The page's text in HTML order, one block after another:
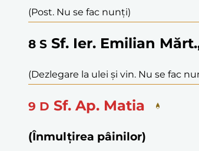
(Post. Nu se fac nunți)
8 S Sf. Ier. Emilian
(Dezlegare la ulei și vin. Nu se fac
9 D Sf. Ap. Matia
(Înmulțirea pâinilor)